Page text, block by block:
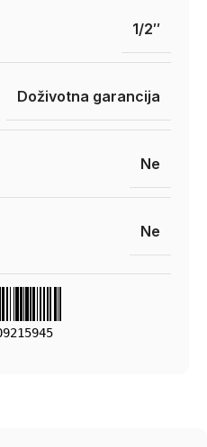
1/2″
Doživotna garancija
Ne
Ne